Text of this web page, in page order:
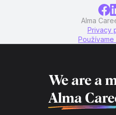
Alma
Privacy
We are a
Alma